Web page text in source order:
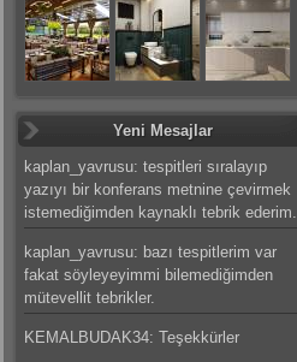
Yeni Mesajlar
kaplan_yavrusu: tespitleri sıralayıp
yazıyı bir konferans metnine çevirmek
istemediğimden kaynaklı tebrik ederim.
kaplan_yavrusu: bazı tespitlerim var
fakat söyleyeyimmi bilemediğimden
mütevellit tebrikler.
KEMALBUDAK34: Teşekkürler